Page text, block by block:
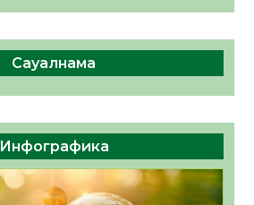
Сауалнама
Инфографика